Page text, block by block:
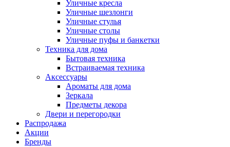
Уличные кресла
Уличные шезлонги
Уличные стулья
Уличные столы
Уличные пуфы и банкетки
Техника для дома
Бытовая техника
Встраиваемая техника
Аксессуары
Ароматы для дома
Зеркала
Предметы декора
Двери и перегородки
Распродажа
Акции
Бренды